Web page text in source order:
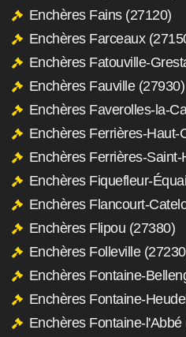
Enchères Fains (27120)
Enchères Farceaux
Enchères Fatouville-
Enchères Fauville (27930)
Enchères Faverolles-la-
Enchères Ferrières-Haut-
Enchères Ferrières-Saint-
Enchères Fiquefleur-
Enchères Flancourt-
Enchères Flipou (27380)
Enchères Folleville
Enchères Fontaine-
Enchères Fontaine-
Enchères Fontaine-l'Abbé